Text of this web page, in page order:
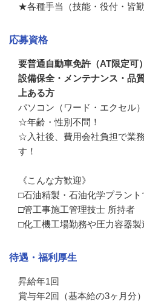
★各種手当（技能・役付・皆勤
応募資格
要普通自動車免許（AT限定可
設備保全・メンテナンス・品
上ある方
パソコン（ワード・エクセル
☆年齢・性別不問！
☆入社後、費用会社負担で業
す！
《こんな方歓迎》
□石油精製・石油化学プラン
□管工事施工管理技士 所持者
□化工機工場勤務や圧力容器
待遇・福利厚生
昇給年1回
賞与年2回（基本給の3ヶ月分）